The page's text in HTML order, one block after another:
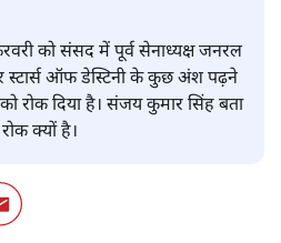
को संसद में पूर्व सेनाध्यक्ष जनरल
स्टार्स ऑफ डेस्टिनी के कुछ अंश पढ़ने
रोक दिया है। संजय कुमार सिंह बता
क्यों है।